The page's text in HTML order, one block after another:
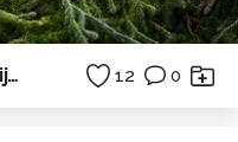
Hooikoorts door er naar te kijken 12 0